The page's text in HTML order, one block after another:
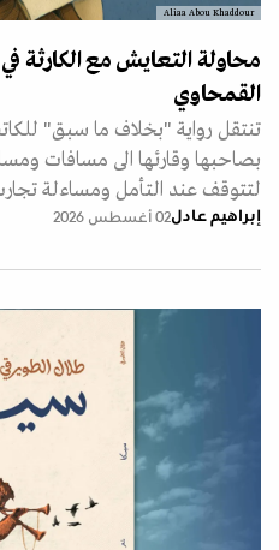
Aliaa Abou Khaddour
محاولة التعايش مع
القمحاوي
تنتقل رواية "بخلاف ما سبق"
بصاحبها وقارئها الى مسافات
لتتوقف عند التأمل ومساءلة
إبراهيم عادل02 أغسطس 2026